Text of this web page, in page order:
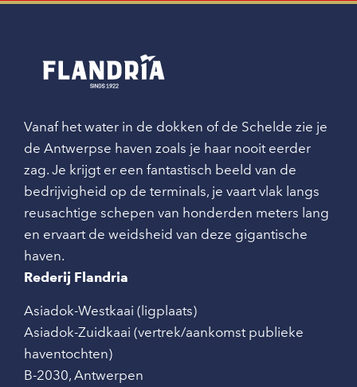
Vanaf het water in de dokken of de Schelde zie je
de Antwerpse haven zoals je haar nooit eerder
zag. Je krijgt er een fantastisch beeld van de
bedrijvigheid op de terminals, je vaart vlak langs
reusachtige schepen van honderden meters lang
en ervaart de weidsheid van deze gigantische
haven.
Rederij Flandria
Asiadok-Westkaai (ligplaats)
Asiadok-Zuidkaai (vertrek/aankomst publieke
haventochten)
B-2030, Antwerpen